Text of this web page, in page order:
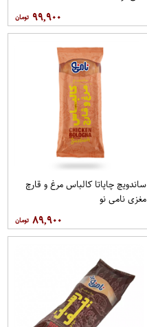
۹۹,۹۰۰
ساندویچ چاپاتا کالباس مرغ و قارچ
مغزی نامی نو
۸۹,۹۰۰